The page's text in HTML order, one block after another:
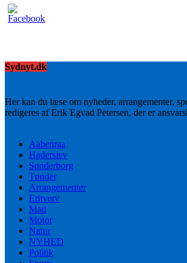
Sydnyt.dk
Her kan du læse om nyheder, arrangementer,
redigeres af Erik Egvad Petersen, der er
Aabenraa
Haderslev
Sønderborg
Tønder
Arrangementer
Erhverv
Mad
Motor
Natur
NYHED
Politik